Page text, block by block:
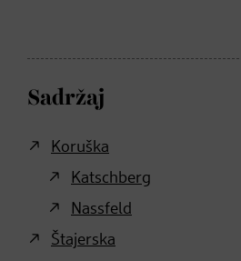
Sadržaj
Koruška
Katschberg
Nassfeld
Štajerska